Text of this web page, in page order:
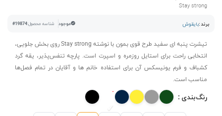
Stay strong
برند :بایقوش موجود شناسه محصول:#19874
تیشرت پنبه ای سفید طرح قوی بمون با نوشته Stay strong روی بخش جلویی،
انتخابی راحت برای استایل روزمره و اسپرت است. پارچه تنفس‌پذیر، یقه گرد
کشباف و فرم یونیسکس آن برای استفاده خانم ها و آقایان در تمام فصل‌ها
مناسب است.
رنگ‌بندی :